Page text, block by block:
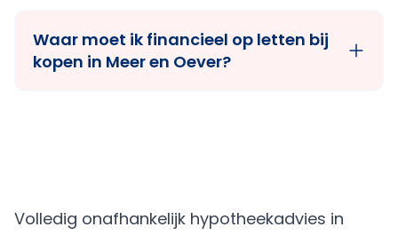
Waar moet ik financieel op letten bij
kopen in Meer en Oever?
Volledig onafhankelijk hypotheekadvies in